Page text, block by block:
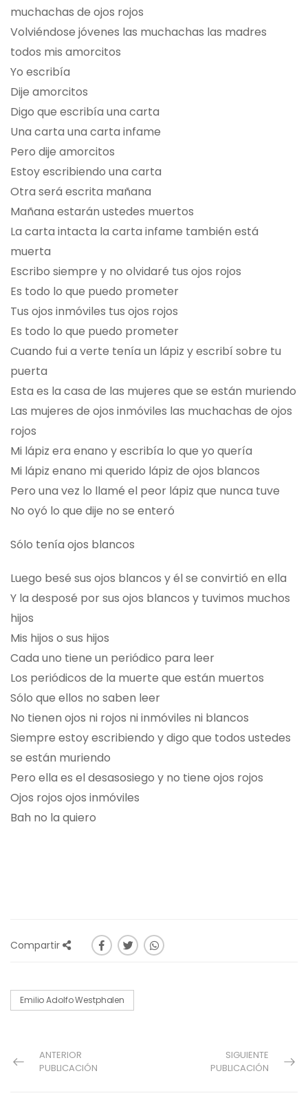
muchachas de ojos rojos
Volviéndose jóvenes las muchachas las madres
todos mis amorcitos
Yo escribía
Dije amorcitos
Digo que escribía una carta
Una carta una carta infame
Pero dije amorcitos
Estoy escribiendo una carta
Otra será escrita mañana
Mañana estarán ustedes muertos
La carta intacta la carta infame también está
muerta
Escribo siempre y no olvidaré tus ojos rojos
Es todo lo que puedo prometer
Tus ojos inmóviles tus ojos rojos
Es todo lo que puedo prometer
Cuando fui a verte tenía un lápiz y escribí sobre tu
puerta
Esta es la casa de las mujeres que se están muriendo
Las mujeres de ojos inmóviles las muchachas de ojos
rojos
Mi lápiz era enano y escribía lo que yo quería
Mi lápiz enano mi querido lápiz de ojos blancos
Pero una vez lo llamé el peor lápiz que nunca tuve
No oyó lo que dije no se enteró
Sólo tenía ojos blancos
Luego besé sus ojos blancos y él se convirtió en ella
Y la desposé por sus ojos blancos y tuvimos muchos
hijos
Mis hijos o sus hijos
Cada uno tiene un periódico para leer
Los periódicos de la muerte que están muertos
Sólo que ellos no saben leer
No tienen ojos ni rojos ni inmóviles ni blancos
Siempre estoy escribiendo y digo que todos ustedes
se están muriendo
Pero ella es el desasosiego y no tiene ojos rojos
Ojos rojos ojos inmóviles
Bah no la quiero
Compartir
Emilio Adolfo Westphalen
ANTERIOR
PUBLICACIÓN
SIGUIENTE
PUBLICACIÓN